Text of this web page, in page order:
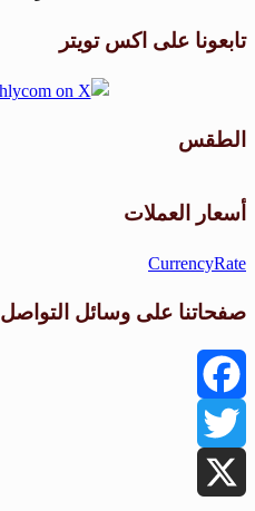
تابعونا على اكس تويتر
الطقس
أسعار العملات
CurrencyRate
صفحاتنا على وسائل التواصل
Facebook
Twitter